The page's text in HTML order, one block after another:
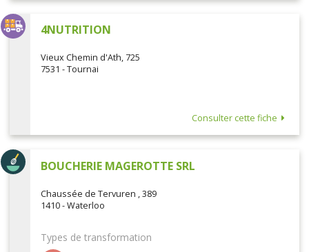
4NUTRITION
Vieux Chemin d'Ath, 725
7531 - Tournai
Consulter cette fiche
BOUCHERIE MAGEROTTE SRL
Chaussée de Tervuren , 389
1410 - Waterloo
Types de transformation